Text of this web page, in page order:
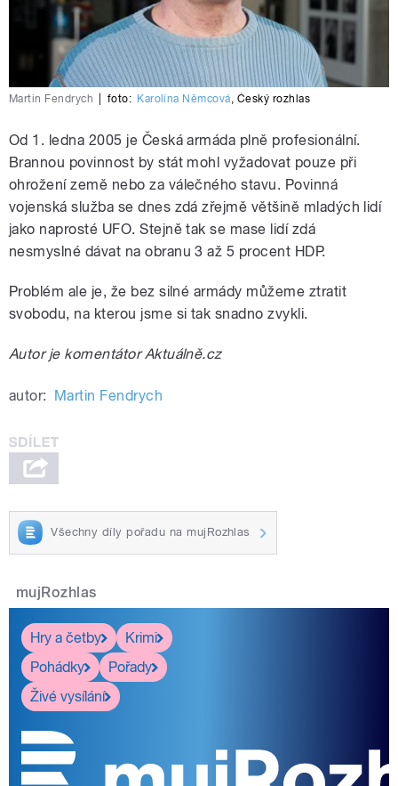
Martin Fendrych foto: Karolína Němcová Český rozhlas
Od 1. ledna 2005 je Česká armáda plně profesionální.
Brannou povinnost by stát mohl vyžadovat pouze při
ohrožení země nebo za válečného stavu. Povinná
vojenská služba se dnes zdá zřejmě většině mladých lidí
jako naprosté UFO. Stejně tak se mase lidí zdá
nesmyslné dávat na obranu 3 až 5 procent HDP.
Problém ale je, že bez silné armády můžeme ztratit
svobodu, na kterou jsme si tak snadno zvykli.
Autor je komentátor Aktuálně.cz
autor: Martin Fendrych
Všechny díly pořadu na mujRozhlas
mujRozhlas
Hry a četby
Krimi
Pohádky
Pořady
Živé vysílání